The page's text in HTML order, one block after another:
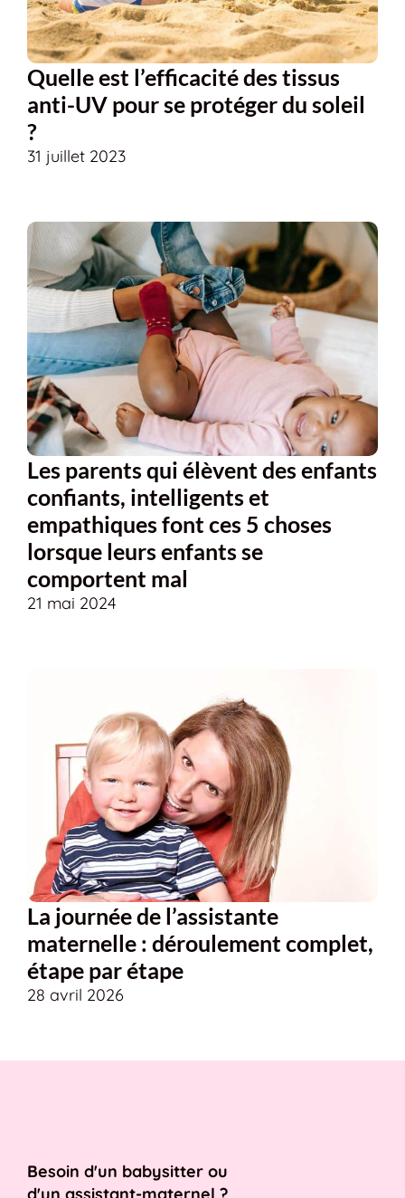
Quelle est l’efficacité des tissus
anti-UV pour se protéger du soleil
?
31 juillet 2023
Les parents qui élèvent des enfants
confiants, intelligents et
empathiques font ces 5 choses
lorsque leurs enfants se
comportent mal
21 mai 2024
La journée de l’assistante
maternelle : déroulement complet,
étape par étape
28 avril 2026
Besoin d'un babysitter ou